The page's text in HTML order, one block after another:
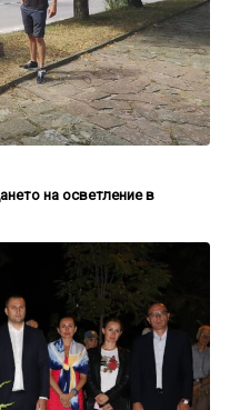
на осветление в